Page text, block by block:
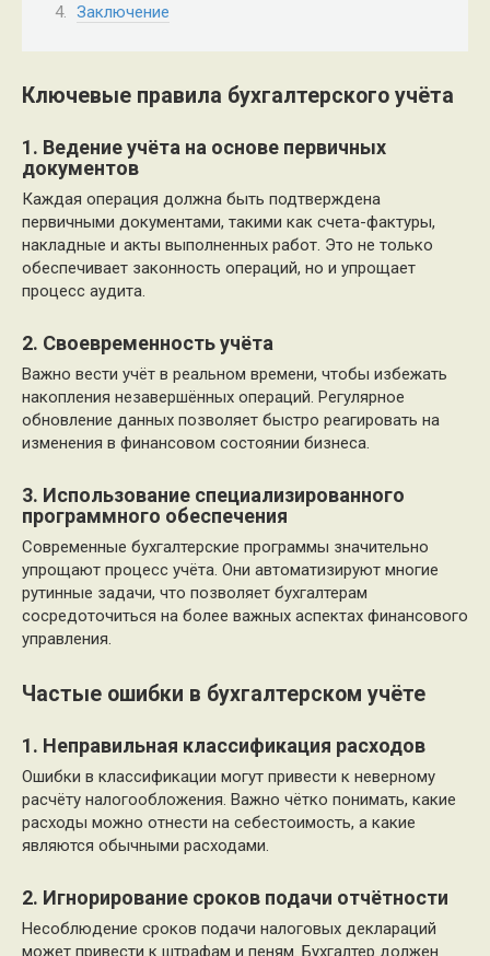
Заключение
Ключевые правила бухгалтерского учёта
1. Ведение учёта на основе первичных
документов
Каждая операция должна быть подтверждена
первичными документами, такими как счета-фактуры,
накладные и акты выполненных работ. Это не только
обеспечивает законность операций, но и упрощает
процесс аудита.
2. Своевременность учёта
Важно вести учёт в реальном времени, чтобы избежать
накопления незавершённых операций. Регулярное
обновление данных позволяет быстро реагировать на
изменения в финансовом состоянии бизнеса.
3. Использование специализированного
программного обеспечения
Современные бухгалтерские программы значительно
упрощают процесс учёта. Они автоматизируют многие
рутинные задачи, что позволяет бухгалтерам
сосредоточиться на более важных аспектах финансового
управления.
Частые ошибки в бухгалтерском учёте
1. Неправильная классификация расходов
Ошибки в классификации могут привести к неверному
расчёту налогообложения. Важно чётко понимать, какие
расходы можно отнести на себестоимость, а какие
являются обычными расходами.
2. Игнорирование сроков подачи отчётности
Несоблюдение сроков подачи налоговых деклараций
может привести к штрафам и пеням. Бухгалтер должен